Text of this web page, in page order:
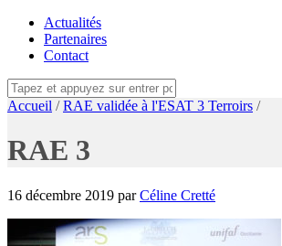
Actualités
Partenaires
Contact
Accueil /RAE validée à l'ESAT 3 Terroirs /
RAE 3
16 décembre 2019 parCéline Cretté